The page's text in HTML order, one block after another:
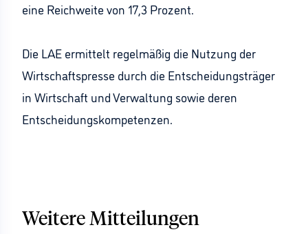
eine Reichweite von 17,3 Prozent.
Die LAE ermittelt regelmäßig die Nutzung der
Wirtschaftspresse durch die Entscheidungsträger
in Wirtschaft und Verwaltung sowie deren
Entscheidungskompetenzen.
Weitere Mitteilungen